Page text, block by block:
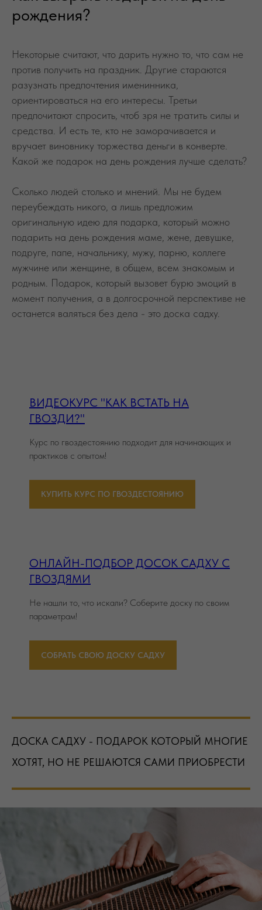
рождения?
Некоторые считают, что дарить нужно то, что сам не
против получить на праздник. Другие стараются
разузнать предпочтения именинника,
ориентироваться на его интересы. Третьи
предпочитают спросить, чтоб зря не тратить силы и
средства. И есть те, кто не заморачивается и
вручает виновнику торжества деньги в конверте.
Какой же подарок на день рождения лучше сделать?
Сколько людей столько и мнений. Мы не будем
переубеждать никого, а лишь предложим
оригинальную идею для подарка, который можно
подарить на день рождения маме, жене, девушке,
подруге, папе, начальнику, мужу, парню, коллеге
мужчине или женщине, в общем, всем знакомым и
родным. Подарок, который вызовет бурю эмоций в
момент получения, а в долгосрочной перспективе не
останется валяться без дела - это доска садху.
ВИДЕОКУРС "КАК ВСТАТЬ НА
ГВОЗДИ?"
Курс по гвоздестоянию подходит для начинающих и
практиков с опытом!
КУПИТЬ КУРС ПО ГВОЗДЕСТОЯНИЮ
ОНЛАЙН-ПОДБОР ДОСОК САДХУ С
ГВОЗДЯМИ
Не нашли то, что искали? Соберите доску по своим
параметрам!
СОБРАТЬ СВОЮ ДОСКУ САДХУ
ДОСКА САДХУ - ПОДАРОК КОТОРЫЙ МНОГИЕ
ХОТЯТ, НО НЕ РЕШАЮТСЯ САМИ ПРИОБРЕСТИ